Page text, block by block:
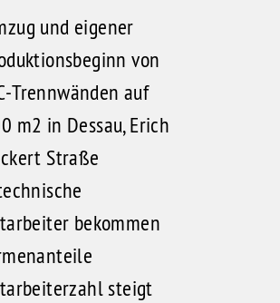
und eigener
von
Trennwänden auf
m2 in Dessau, Erich
Straße
bekommen
steigt